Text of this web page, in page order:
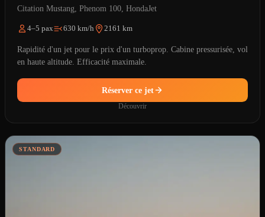
Citation Mustang, Phenom 100, HondaJet
4–5 pax 630 km/h 2161 km
Rapidité d'un jet pour le prix d'un turboprop. Cabine pressurisée, vol
en haute altitude. Efficacité maximale.
Réserver ce jet
Découvrir
STANDARD